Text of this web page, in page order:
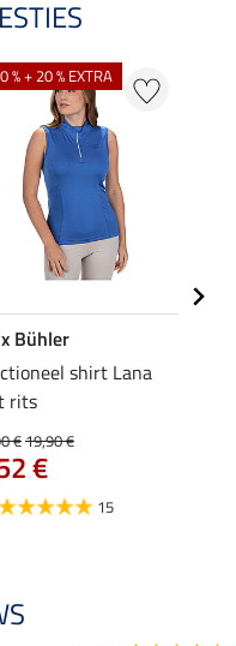
% + 20 % EXTRA
Bühler
shirt Lana
rits
€19,90 €
€
15